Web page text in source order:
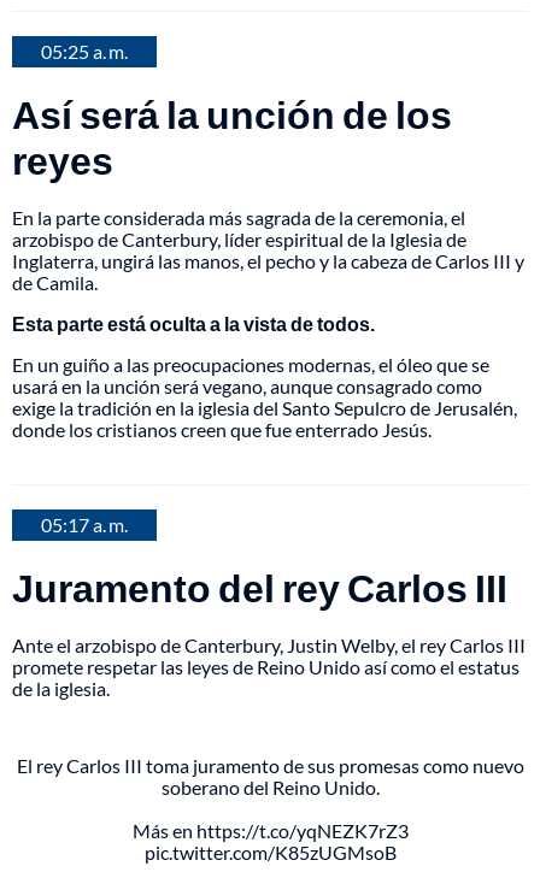
05:25 a. m.
Así será la unción de los
reyes
En la parte considerada más sagrada de la ceremonia, el
arzobispo de Canterbury, líder espiritual de la Iglesia de
Inglaterra, ungirá las manos, el pecho y la cabeza de Carlos III y
de Camila.
Esta parte está oculta a la vista de todos.
En un guiño a las preocupaciones modernas, el óleo que se
usará en la unción será vegano, aunque consagrado como
exige la tradición en la iglesia del Santo Sepulcro de Jerusalén,
donde los cristianos creen que fue enterrado Jesús.
05:17 a. m.
Juramento del rey Carlos III
Ante el arzobispo de Canterbury, Justin Welby, el rey Carlos III
promete respetar las leyes de Reino Unido así como el estatus
de la iglesia.
El rey Carlos III toma juramento de sus promesas como nuevo
soberano del Reino Unido.
Más en https://t.co/yqNEZK7rZ3
pic.twitter.com/K85zUGMsoB